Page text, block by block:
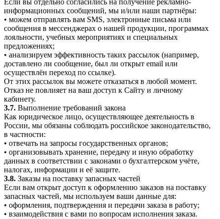
Если вы отдельно согласились на получение рекламно-
информационных сообщений, мы и/или наши партнёры:
• можем отправлять вам SMS, электронные письма или
сообщения в мессенджерах о нашей продукции, программах
лояльности, учебных мероприятиях и специальных
предложениях;
• анализируем эффективность таких рассылок (например,
доставлено ли сообщение, был ли открыт email или
осуществлён переход по ссылке).
От этих рассылок вы можете отказаться в любой момент.
Отказ не повлияет на ваш доступ к Сайту и личному
кабинету.
3.7. Выполнение требований закона
Как юридическое лицо, осуществляющее деятельность в
России, мы обязаны соблюдать российское законодательство,
в частности:
• отвечать на запросы государственных органов;
• организовывать хранение, передачу и иную обработку
данных в соответствии с законами о бухгалтерском учёте,
налогах, информации и её защите.
3.8. Заказы на поставку запасных частей
Если вам открыт доступ к оформлению заказов на поставку
запасных частей, мы используем ваши данные для:
• оформления, подтверждения и передачи заказа в работу;
• взаимодействия с вами по вопросам исполнения заказа.